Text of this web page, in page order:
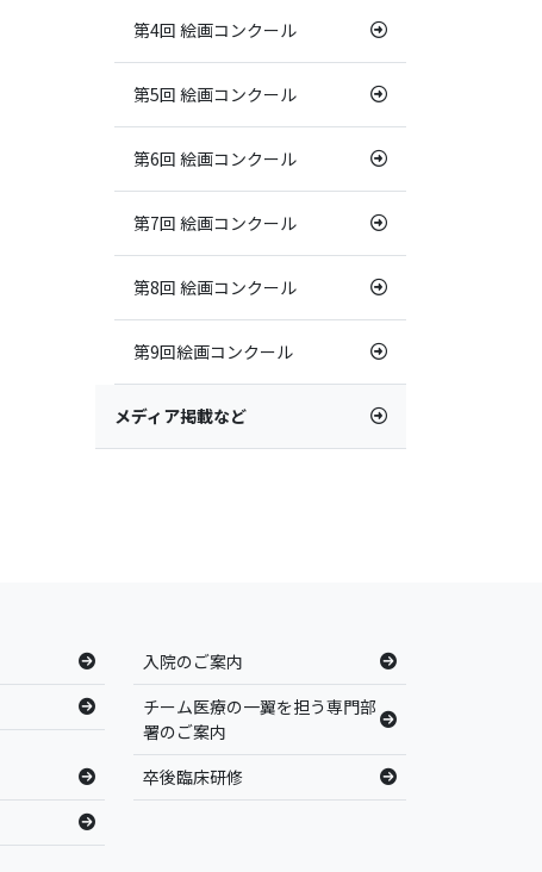
第4回 絵画コンクール
第5回 絵画コンクール
第6回 絵画コンクール
第7回 絵画コンクール
第8回 絵画コンクール
第9回絵画コンクール
メディア掲載など
入院のご案内
チーム医療の一翼を担う専門部
署のご案内
卒後臨床研修